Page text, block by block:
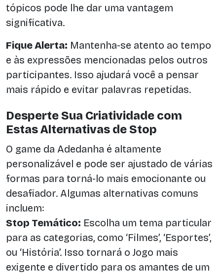
tópicos pode lhe dar uma vantagem
significativa.
Fique Alerta: Mantenha-se atento ao tempo
e às expressões mencionadas pelos outros
participantes. Isso ajudará você a pensar
mais rápido e evitar palavras repetidas.
Desperte Sua Criatividade com
Estas Alternativas de Stop
O game da Adedanha é altamente
personalizável e pode ser ajustado de várias
formas para torná-lo mais emocionante ou
desafiador. Algumas alternativas comuns
incluem:
Stop Temático: Escolha um tema particular
para as categorias, como ‘Filmes’, ‘Esportes’,
ou ‘História’. Isso tornará o Jogo mais
exigente e divertido para os amantes de um